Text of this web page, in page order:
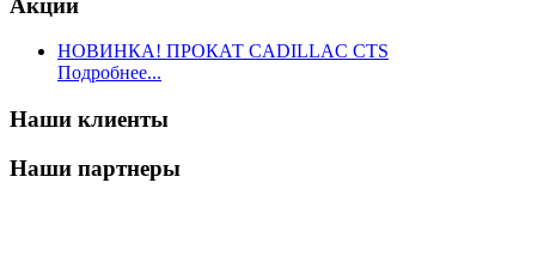
Акции
НОВИНКА! ПРОКАТ CADILLAC CTS
Подробнее...
Наши клиенты
Наши партнеры